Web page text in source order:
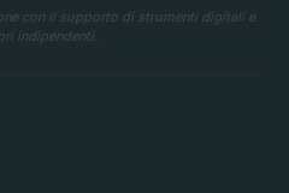
con il supporto di strumenti digitali e
indipendenti.